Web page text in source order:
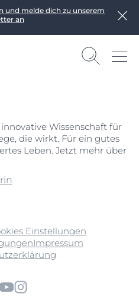
und melde dich zu unserem
an
Wissenschaft für
die wirkt. Für ein gutes
Leben. Jetzt mehr über
Einstellungen
Impressum